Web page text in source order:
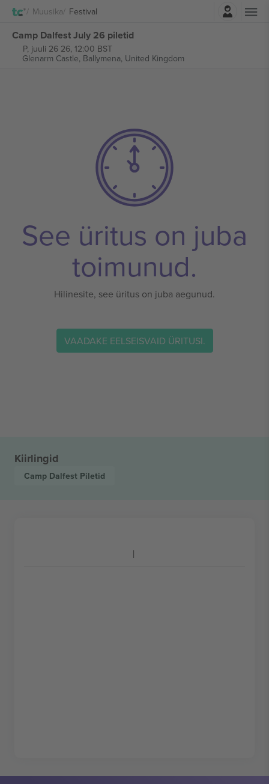
Muusika Festival
Camp Dalfest July 26 piletid
P, juuli 26 26, 12:00 BST
Glenarm Castle, Ballymena, United Kingdom
See üritus on juba
toimunud.
Hilinesite, see üritus on juba aegunud.
VAADAKE EELSEISVAID ÜRITUSI.
Kiirlingid
Camp Dalfest Piletid